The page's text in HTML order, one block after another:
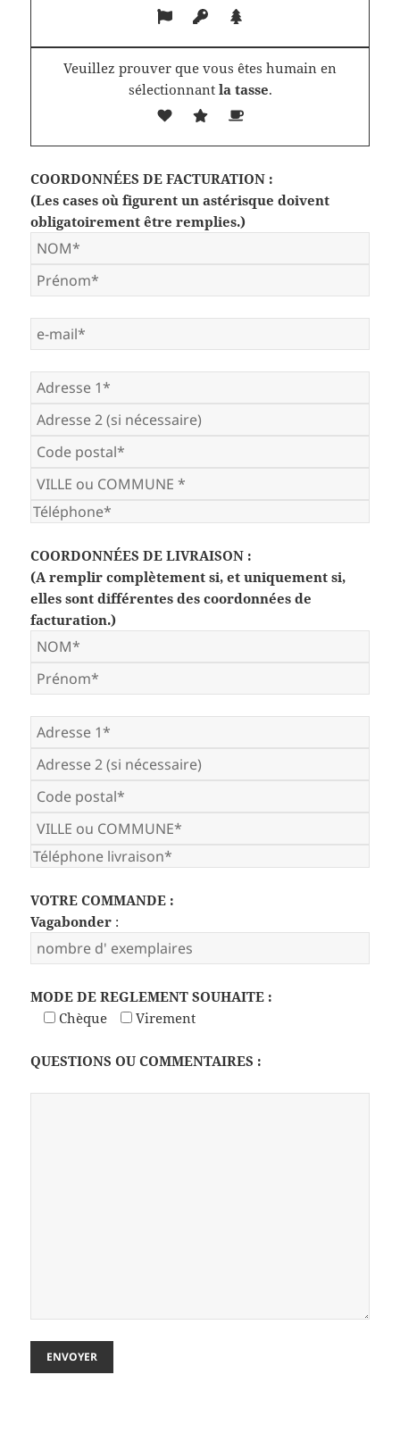
Veuillez prouver que vous êtes humain en
sélectionnantla tasse.
COORDONNÉES DE FACTURATION :
(Les cases où figurent un astérisque doivent
obligatoirement être remplies.)
COORDONNÉES DE LIVRAISON :
(A remplir complètement si, et uniquement si,
elles sont différentes des coordonnées de
facturation.)
VOTRE COMMANDE :
Vagabonder :
MODE DE REGLEMENT SOUHAITE :
Chèque
Virement
QUESTIONS OU COMMENTAIRES :